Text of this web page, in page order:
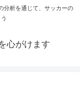
分析を通じて、サッカーの
心がけます